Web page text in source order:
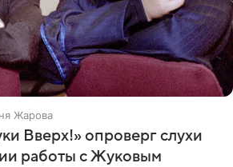
Жарова
Вверх!» опроверг слухи
работы с Жуковым